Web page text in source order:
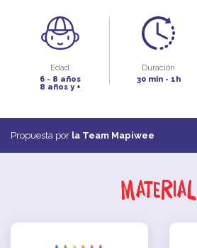
Edad
6 - 8 años
8 años y +
Duración
30 min - 1h
Propuesta por la Team Mapiwee
Material